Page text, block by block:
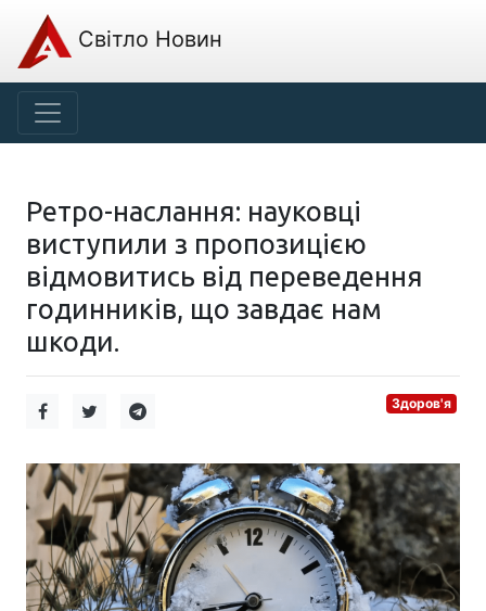
Світло Новин
Ретро-наслання: науковці
виступили з пропозицією
відмовитись від переведення
годинників, що завдає нам
шкоди.
Здоров'я